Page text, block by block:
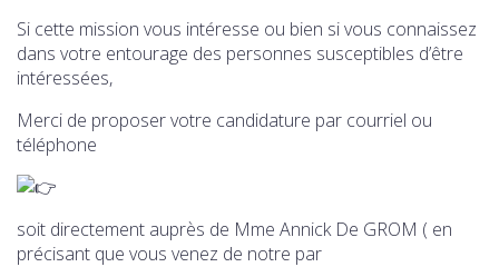
Si cette mission vous intéresse ou bien si vous connaissez
dans votre entourage des personnes susceptibles d’être
intéressées,
Merci de proposer votre candidature par courriel ou
téléphone
soit directement auprès de Mme Annick De GROM ( en
précisant que vous venez de notre par